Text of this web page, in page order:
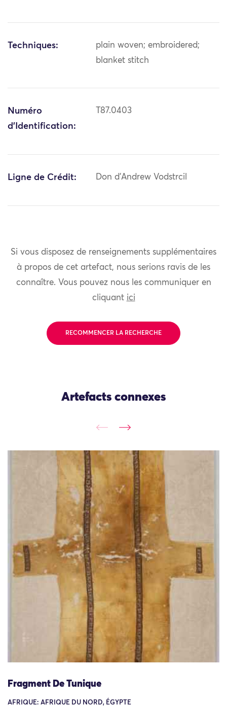
Techniques:
plain woven; embroidered;
blanket stitch
Numéro
d'Identification:
T87.0403
Ligne de Crédit: Don d'Andrew Vodstrcil
Si vous disposez de renseignements supplémentaires
à propos de cet artefact, nous serions ravis de les
connaître. Vous pouvez nous les communiquer en
cliquant ici
RECOMMENCER LA RECHERCHE
Artefacts connexes
Fragment De Tunique
AFRIQUE: AFRIQUE DU NORD, ÉGYPTE